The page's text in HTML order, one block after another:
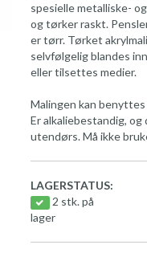
spesielle metalliske-
og tørker raskt.
er tørr. Tørket
selvfølgelig blandes
eller tilsettes medier.
Malingen kan
Er alkaliebestandig,
utendørs. Må ikke
LAGERSTATUS:
2 stk. på
lager